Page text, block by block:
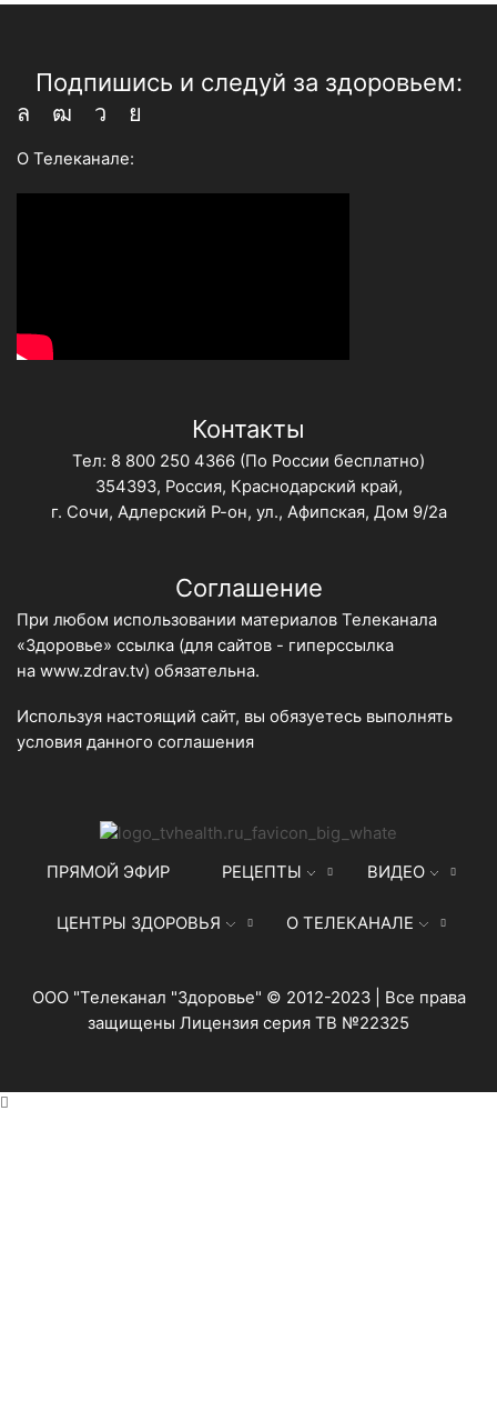
Подпишись и следуй за здоровьем:
Whatsapp
YoutubeTelegram
Vk
О Телеканале:
Контакты
Тел: 8 800 250 4366 (По России бесплатно)
354393, Россия, Краснодарский край,
г. Сочи, Адлерский Р-он, ул., Афипская, Дом 9/2а
Соглашение
При любом использовании материалов Телеканала
«Здоровье» ссылка (для сайтов - гиперссылка
на www.zdrav.tv) обязательна.
Используя настоящий сайт, вы обязуетесь выполнять
условия данного соглашения
ПРЯМОЙ ЭФИР РЕЦЕПТЫ ВИДЕО
ЦЕНТРЫ ЗДОРОВЬЯ О ТЕЛЕКАНАЛЕ
ООО "Телеканал "Здоровье" © 2012-2023 | Все права
защищены Лицензия серия ТВ №22325